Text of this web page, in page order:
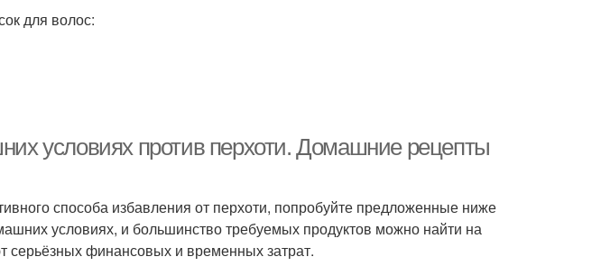
для волос:
условиях против перхоти. Домашние рецепты
способа избавления от перхоти, попробуйте предложенные ниже
условиях, и большинство требуемых продуктов можно найти на
серьёзных финансовых и временных затрат.